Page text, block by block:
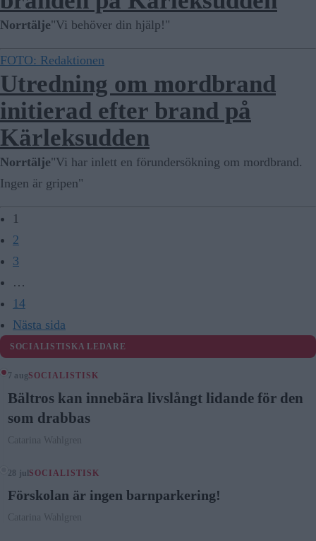
Norrtälje"Vi behöver din hjälp!"
FOTO: Redaktionen
Utredning om mordbrand
initierad efter brand på
Kärleksudden
Norrtälje"Vi har inlett en förundersökning om mordbrand.
Ingen är gripen"
1
2
3
…
14
Nästa sida
SOCIALISTISKA LEDARE
7 augSOCIALISTISK
Bältros kan innebära livslångt lidande för den
som drabbas
Catarina Wahlgren
28 jul SOCIALISTISK
Förskolan är ingen barnparkering!
Catarina Wahlgren